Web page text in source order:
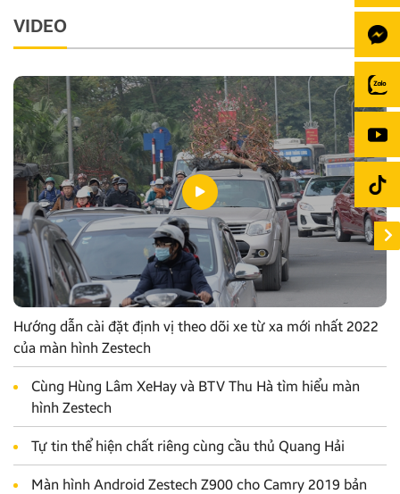
VIDEO
Hướng dẫn cài đặt định vị theo dõi xe từ xa mới nhất 2022
của màn hình Zestech
Cùng Hùng Lâm XeHay và BTV Thu Hà tìm hiểu màn
hình Zestech
Tự tin thể hiện chất riêng cùng cầu thủ Quang Hải
Màn hình Android Zestech Z900 cho Camry 2019 bản